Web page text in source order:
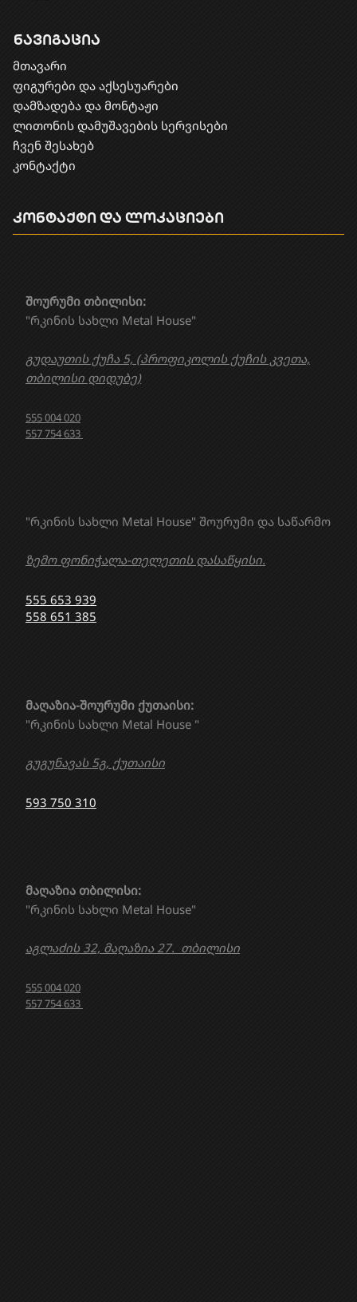
ნავიგაცია
მთავარი
ფიგურები და აქსესუარები
დამზადება და მონტაჟი
​ლითონის დამუშავების სერვისები
ჩვენ შესახებ
კონტაქტი
"რკინის სახლი Metal House" შოურუმი და საწარმო
ზემო ფონიჭალა-თელეთის დასაწყისი.
555 653 939
558 651 385
მაღაზია თბილისი:
"რკინის სახლი Metal House"
აგლაძის 32, მაღაზია 27. თბილისი
555 004 020
557 754 633
მაღაზია-შოურუმი ქუთაისი:
"რკინის სახლი Metal House "
გუგუნავას 5გ, ქუთაისი
593 750 310
შოურუმი თბილისი:
"რკინის სახლი Metal House"
გუდაუთის ქუჩა 5, (პროფიკოლის ქუჩის კვეთა,
თბილისი დიდუბე)
555 004 020
557 754 633
კონტაქტი და ლოკაციები